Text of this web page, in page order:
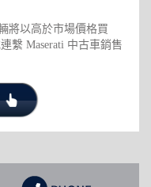
將以高於市場價格買
繫 Maserati 中古車銷售